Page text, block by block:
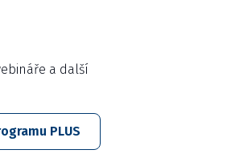
a další
PLUS